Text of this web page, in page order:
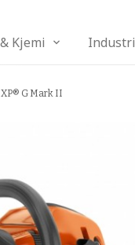
Kjemi Industri
G Mark II